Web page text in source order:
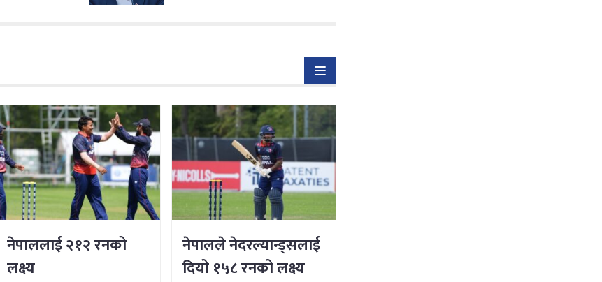
नेपाललाई २१२ रनको
लक्ष्य
नेपालले नेदरल्यान्ड्सलाई
दियो १५८ रनको लक्ष्य